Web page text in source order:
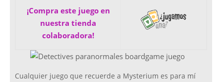
¡Compra este juego en
nuestra tienda
colaboradora!
Cualquier juego que recuerde a Mysterium es para mí